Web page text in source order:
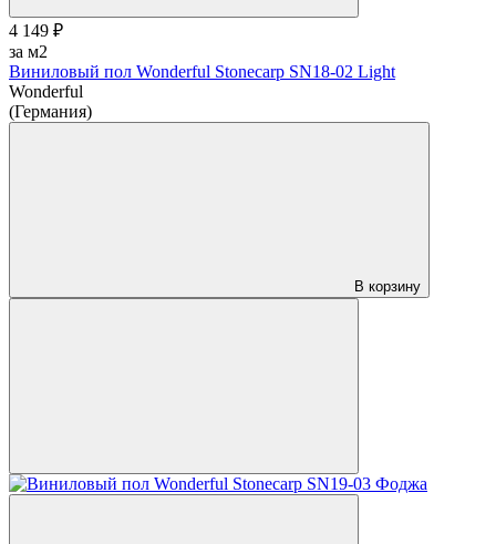
4 149 ₽
за м2
Виниловый пол Wonderful Stonecarp SN18-02 Light
Wonderful
(Германия)
В корзину